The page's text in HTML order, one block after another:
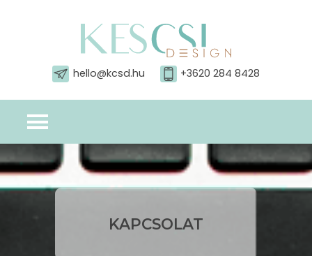
hello@kcsd.hu +3620 284 8428
KAPCSOLAT